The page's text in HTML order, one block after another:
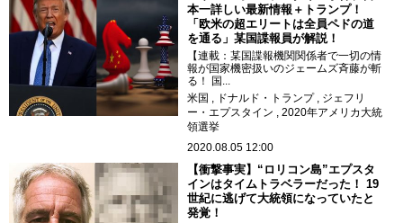
本一詳しい最新情報＋トランプ！
「欧米の超エリートは全員ペドの道
を通る」某国諜報員が解説！
【連載：某国諜報機関関係者で一切の情
報が国家機密扱いのジェームズ斉藤が斬
る！ 国...
米国
ドナルド・トランプ
ジェフリ
ー・エプスタイン
2020年アメリカ大統
領選挙
2020.08.05 12:00
【衝撃事実】“ロリコン島”エプスタ
インはタイムトラベラーだった！ 19
世紀に逃げて大統領になっていたと
発覚！